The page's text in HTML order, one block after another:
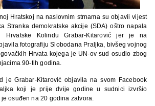
Hratskoj na naslovnim strnama su objavii vijest
Stranka demokratske akcije (SDA) oštro napala
Hrvatske Kolindu Grabar-Kitarović jer je na
fotografiju Slobodana Praljka, bivšeg vojnog
Hrvata kojega je UN-ov sud osudio zbog
90-tih godina.
je Grabar-Kitarović objavila na svom Facebook
koji je prije dvije godine u sudnici izvršio
osuđen na 20 godina zatvora.